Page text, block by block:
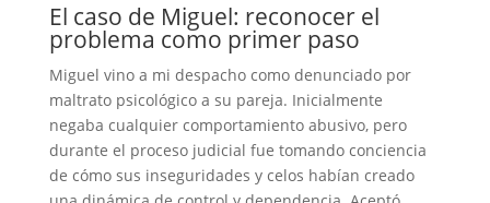
El caso de Miguel: reconocer el
problema como primer paso
Miguel vino a mi despacho como denunciado por
maltrato psicológico a su pareja. Inicialmente
negaba cualquier comportamiento abusivo, pero
durante el proceso judicial fue tomando conciencia
de cómo sus inseguridades y celos habían creado